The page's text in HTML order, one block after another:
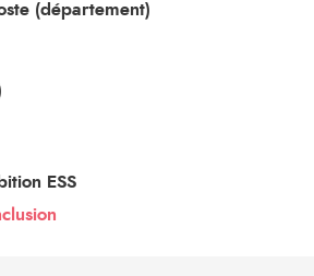
(département)
ESS